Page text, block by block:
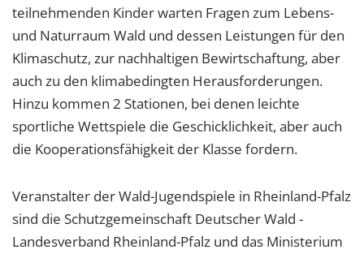
teilnehmenden Kinder warten Fragen zum Lebens-
und Naturraum Wald und dessen Leistungen für den
Klimaschutz, zur nachhaltigen Bewirtschaftung, aber
auch zu den klimabedingten Herausforderungen.
Hinzu kommen 2 Stationen, bei denen leichte
sportliche Wettspiele die Geschicklichkeit, aber auch
die Kooperationsfähigkeit der Klasse fordern.
Veranstalter der Wald-Jugendspiele in Rheinland-Pfalz
sind die Schutzgemeinschaft Deutscher Wald -
Landesverband Rheinland-Pfalz und das Ministerium